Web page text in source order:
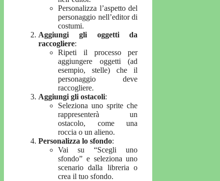
Personalizza l’aspetto del
personaggio nell’editor di
costumi.
Aggiungi gli oggetti da
raccogliere:
Ripeti il processo per
aggiungere oggetti (ad
esempio, stelle) che il
personaggio deve
raccogliere.
Aggiungi gli ostacoli:
Seleziona uno sprite che
rappresenterà un
ostacolo, come una
roccia o un alieno.
Personalizza lo sfondo:
Vai su “Scegli uno
sfondo” e seleziona uno
scenario dalla libreria o
crea il tuo sfondo.